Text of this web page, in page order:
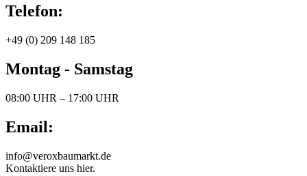
Telefon:
+49 (0) 209 148 185
Montag - Samstag
08:00 UHR – 17:00 UHR
Email:
info@veroxbaumarkt.de
Kontaktiere uns hier.